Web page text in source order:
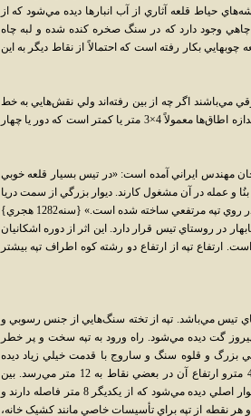
حياط قلعه آثاري از آب انبارها ديده مي‌شود که از
چاهي وجود دارد که در سنگ صخره کنده شده و لبه چاه
بکار رفته است که احتمالاً از نقاط ديگر به اين
مي‌باشند اگر چه از بين رفته‌اند ولي نقش‌هايي به خط
عربي و خط کوفي از اثر برجستگي‌ها و گودي‌ها مشخص مي‌شود. اندازه اطاق‌ها معمولاً 4×3 متر يا کمتر است که دور يا چهار
مهندس ايراني آمده است: «در تيس بسيار قلعه خوبي
و عمله در آن مشغول کارند. ديوار بزرگي از سمت دريا
کشيده‌اند براي بار اندازي وغيره حصن معتبري است واصل قلعه نو در روي تپه مرتفعي ساخته شده است.» {سنه1282 هجري}
در روستاي تيس قرار دارد. اين اثر از دوره اشکانيان
ارتفاع تپه از ارتفاع دو رشته کوه اطراف تپه بيشتر
در محل روستاي تيس مي‌باشد. تپه از تخته سنگ‌هايي از جنس رسوبي و
گت ديده مي‌شود. راه ورود به تپه سخت و پر خطر
بزرگ و قلوه سنگ و ساروج با قدمت خيلي زياد ديده
مي‌شود. قسمت‌هايي از ديوارها که باقي مانده‌اند ضخامتي 5/2 تا 4 مترو ارتفاع آن در بعضي نقاط به 12 متر مي‌رسد. بين
ديوارهاي اصلي اطراف تپه ديوارهايي با ضخامت کمتر به موازات ديوار اصلي ديده مي‌شود که از يکديگر 8 متر فاصله دارند و
و هر نقطه از تپه براي تأسيسات خاصي مانند کشيک خانه،